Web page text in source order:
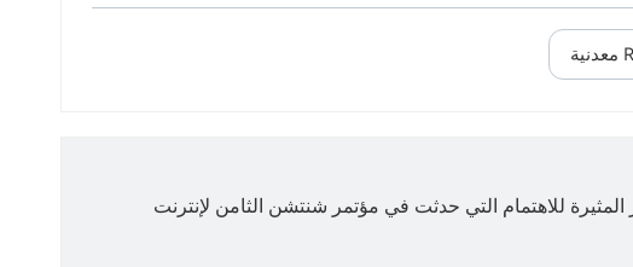
المثيرة للاهتمام التي حدثت في مؤتمر شنتشن الثامن لإنترنت